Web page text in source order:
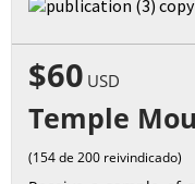
$60 USD
Temple
(154 de 200 reivindicado)